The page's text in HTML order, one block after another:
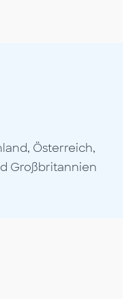
Österreich,
Großbritannien